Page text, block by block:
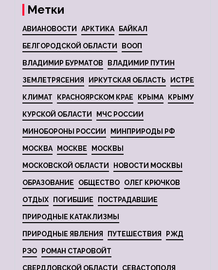
Метки
АВИАНОВОСТИ АРКТИКА БАЙКАЛ
БЕЛГОРОДСКОЙ ОБЛАСТИ ВООП
ВЛАДИМИР БУРМАТОВ ВЛАДИМИР ПУТИН
ЗЕМЛЕТРЯСЕНИЯ ИРКУТСКАЯ ОБЛАСТЬ ИСТРЕ
КЛИМАТ КРАСНОЯРСКОМ КРАЕ КРЫМА КРЫМУ
КУРСКОЙ ОБЛАСТИ МЧС РОССИИ
МИНОБОРОНЫ РОССИИ МИНПРИРОДЫ РФ
МОСКВА МОСКВЕ МОСКВЫ
МОСКОВСКОЙ ОБЛАСТИ НОВОСТИ МОСКВЫ
ОБРАЗОВАНИЕ ОБЩЕСТВО ОЛЕГ КРЮЧКОВ
ОТДЫХ ПОГИБШИЕ ПОСТРАДАВШИЕ
ПРИРОДНЫЕ КАТАКЛИЗМЫ
ПРИРОДНЫЕ ЯВЛЕНИЯ ПУТЕШЕСТВИЯ РЖД
РЭО РОМАН СТАРОВОЙТ
СВЕРДЛОВСКОЙ ОБЛАСТИ СЕВАСТОПОЛЯ